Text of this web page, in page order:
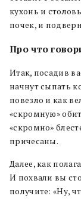
кухонь и
почек, и
Про что
Итак, посадив
начнут сыпать
повезло и как
«скромную»
«скромно»
причесаны.
Далее, как
И похвали вы
получите: «Ну,